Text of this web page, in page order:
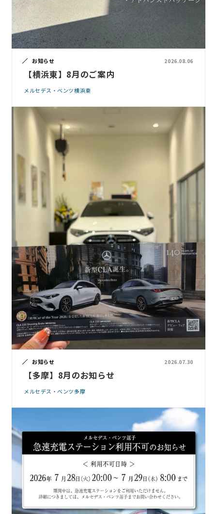
お知らせ 2026.08.06
【横浜東】8月のご案内
メルセデス・ベンツ横浜東
お知らせ 2026.07.30
【多摩】8月のお知らせ
メルセデス・ベンツ多摩